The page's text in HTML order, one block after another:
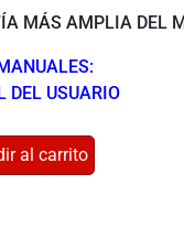
MÁS AMPLIA DEL
DEL USUARIO
al carrito